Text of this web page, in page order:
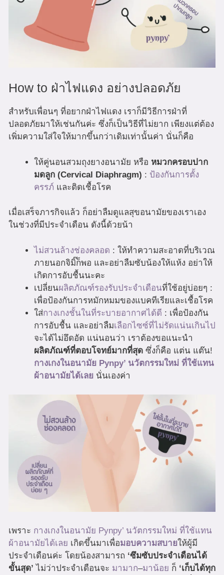
How to ฝ่าไฟแดง อย่างปลอดภัย
สำหรับเพื่อนๆ ที่อยากฝ่าไฟแดง เราก็มีวิธีการฝ่าที่
ปลอดภัยมาให้เช่นกันค่ะ ซึ่งก็เป็นวิธีที่ไม่ยาก เพียงแต่ต้อง
เพิ่มความใส่ใจให้มากขึ้นกว่าเดิมเท่านั้นค่า นั่นก็คือ
ให้คู่นอนสวมถุงยางอนามัย หรือ หมวกครอบปาก
มดลูก (Cervical Diaphragm) : ป้องกันการตั้ง
ครรภ์ และติดเชื้อโรค
เมื่อเสร็จภารกิจแล้ว ก็อย่าลืมดูแลสุขอนามัยของเราเอง
ในช่วงที่มีประจำเดือน ดังนี้ด้วยน้า
ไม่สวนล้างช่องคลอด : ให้ทำความสะอาดที่บริเวณ
ภายนอกจิมิ๊ก็พอ และอย่าลืมซับน้องให้แห้ง อย่าให้
เกิดการอับชื้นนะคะ
เปลี่ยนผลิตภัณฑ์รองรับประจำเดือนที่ใช้อยู่บ่อยๆ :
เพื่อป้องกันการหมักหมมของแบคทีเรียและเชื้อโรค
ใส่กางเกงชั้นในที่ระบายอากาศได้ดี : เพื่อป้องกัน
การอับชื้น และอย่าลืมเลือกไซซ์ที่ไม่รัดแน่นเกินไป
จะได้ไม่อึดอัด แน่นอนว่า เราต้องขอแนะนำ
ผลิตภัณฑ์ที่ตอบโจทย์มากที่สุด ซึ่งก็คือ แต่น แต๊น!
กางเกงในอนามัย Pynpy’ นวัตกรรมใหม่ ที่ใช้แทน
ผ้าอนามัยได้เลย นั่นเองค่า
เพราะ กางเกงในอนามัย Pynpy’ นวัตกรรมใหม่ ที่ใช้แทน
ผ้าอนามัยได้เลย เกิดขึ้นมาเพื่อมอบความสบายให้ผู้มี
ประจำเดือนค่ะ โดยน้องสามารถ ‘ซึมซับประจำเดือนได้
ขั้นสุด’ ไม่ว่าประจำเดือนจะ มามาก–มาน้อย ก็ ‘เก็บได้ทุก